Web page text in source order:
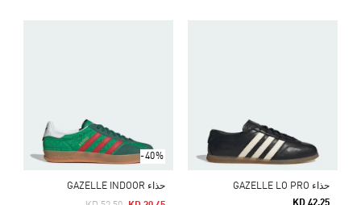
حذاء GAZELLE LO PRO
-40%
حذاء GAZELLE INDOOR